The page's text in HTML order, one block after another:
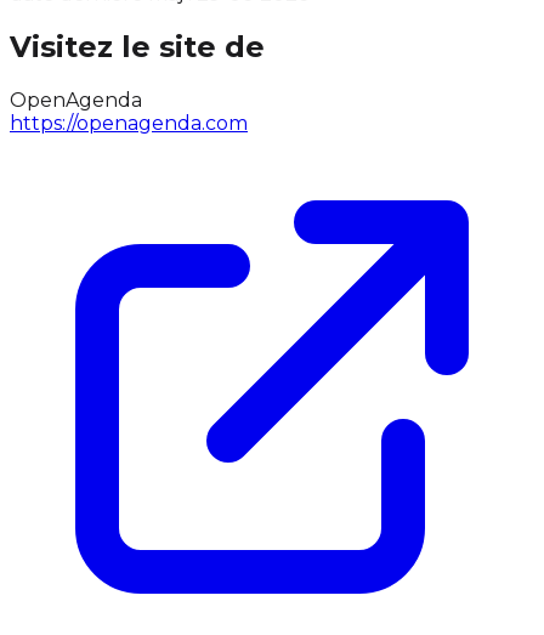
Visitez le site de
OpenAgenda
https://openagenda.com